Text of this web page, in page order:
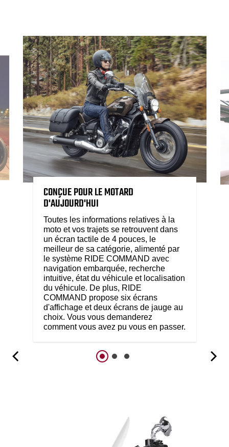
CONÇUE POUR LE MOTARD
D'AUJOURD'HUI
Toutes les informations relatives à la
moto et vos trajets se retrouvent dans
un écran tactile de 4 pouces, le
meilleur de sa catégorie, alimenté par
le système RIDE COMMAND avec
navigation embarquée, recherche
intuitive, état du véhicule et localisation
du véhicule. De plus, RIDE
COMMAND propose six écrans
d'affichage et deux écrans de jauge au
choix. Vous vous demanderez
comment vous avez pu vous en passer.